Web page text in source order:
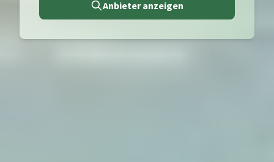
Anbieter anzeigen